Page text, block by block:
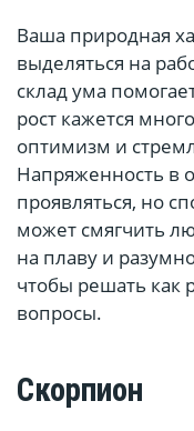
Ваша природная
выделяться на
склад ума
рост кажется
оптимизм и
Напряженность в
проявляться, но
может смягчить
на плаву и
чтобы решать как
вопросы.
Скорпион